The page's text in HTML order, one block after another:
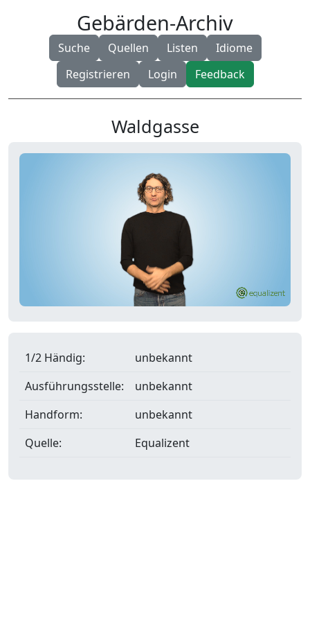
Gebärden-Archiv
Suche Quellen Listen
Idiome
Registrieren
Login Feedback
Waldgasse
1/2 Händig:
unbekannt
Ausführungsstelle:
unbekannt
Handform:
unbekannt
Quelle:
Equalizent